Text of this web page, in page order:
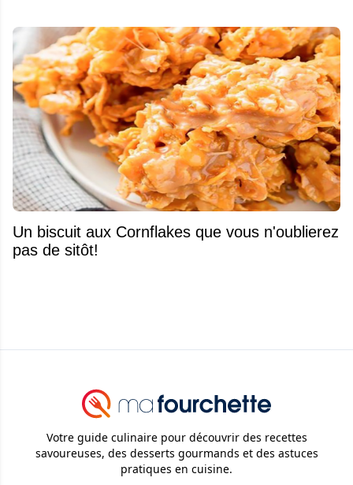
Un biscuit aux Cornflakes que vous n'oublierez
pas de sitôt!
Votre guide culinaire pour découvrir des recettes
savoureuses, des desserts gourmands et des astuces
pratiques en cuisine.